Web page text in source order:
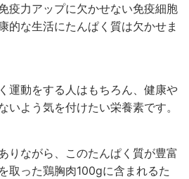
疫力アップに欠かせない免疫細胞
的な生活にたんぱく質は欠かせま
運動をする人はもちろん、健康や
いよう気を付けたい栄養素です。
りながら、このたんぱく質が豊富
取った鶏胸肉100gに含まれるた